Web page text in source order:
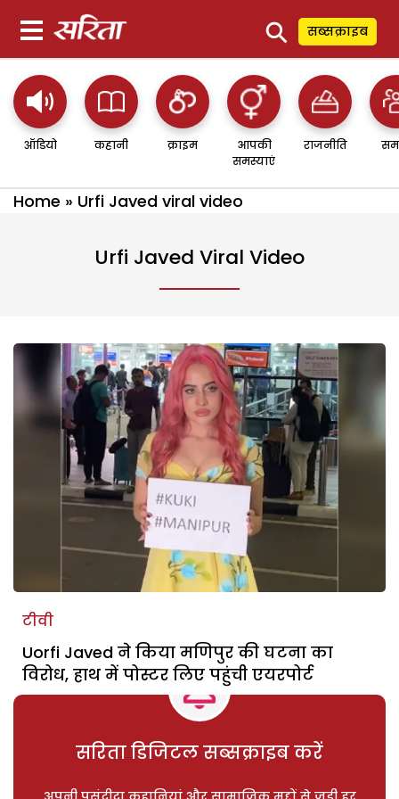
⚲ सब्सक्राइब
ऑडियो कहानी क्राइम
आपकी
समस्याएं
राजनीति
Home » Urfi Javed viral video
Urfi Javed Viral Video
टीवी
Uorfi Javed ने किया मणिपुर की घटना का
विरोध, हाथ में पोस्टर लिए पहुंची एयरपोर्ट
सरिता डिजिटल सब्सक्राइब करें